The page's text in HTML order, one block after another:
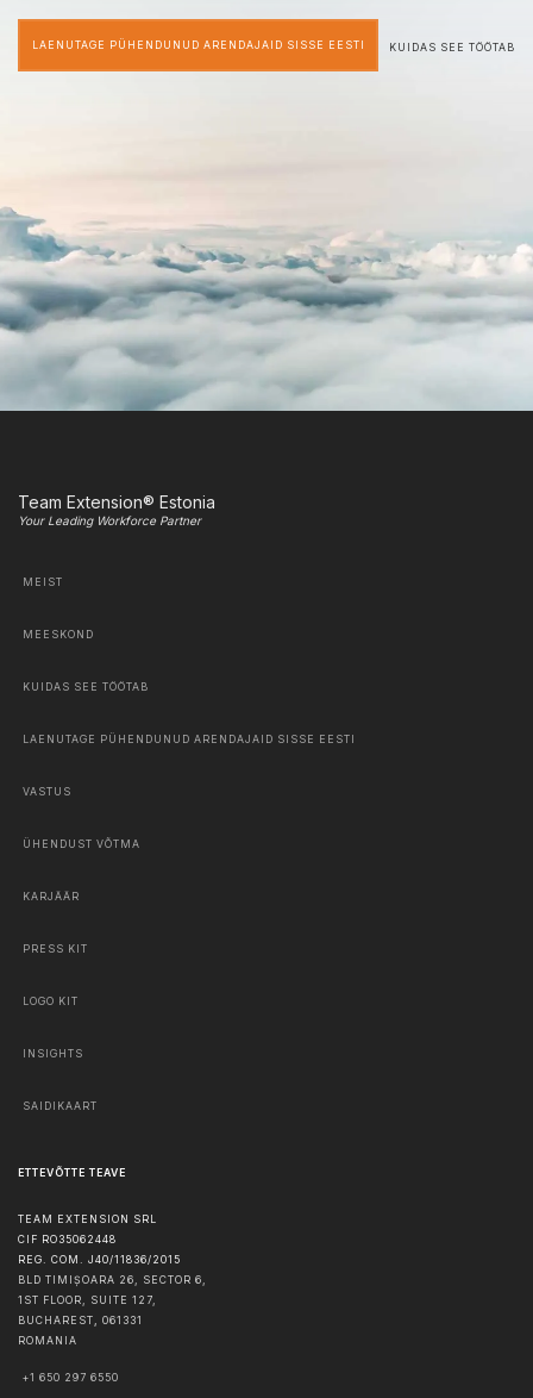
LAENUTAGE PÜHENDUNUD ARENDAJAID SISSE EESTI KUIDAS SEE TÖÖTAB
Team Extension® Estonia
Your Leading Workforce Partner
MEIST
MEESKOND
KUIDAS SEE TÖÖTAB
LAENUTAGE PÜHENDUNUD ARENDAJAID SISSE EESTI
VASTUS
ÜHENDUST VÕTMA
KARJÄÄR
PRESS KIT
LOGO KIT
INSIGHTS
SAIDIKAART
ETTEVÕTTE TEAVE
TEAM EXTENSION SRL
CIF RO35062448
REG. COM. J40/11836/2015
BLD TIMIȘOARA 26, SECTOR 6,
1ST FLOOR, SUITE 127,
BUCHAREST, 061331
ROMANIA
+1 650 297 6550